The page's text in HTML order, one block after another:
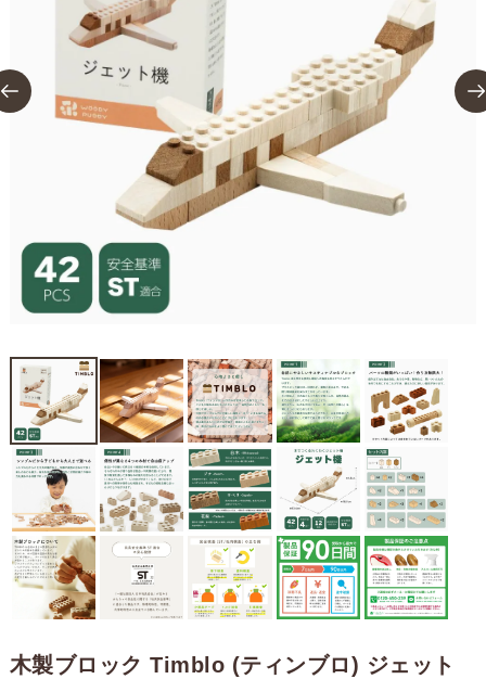
木製ブロック Timblo (ティンブロ) ジェット